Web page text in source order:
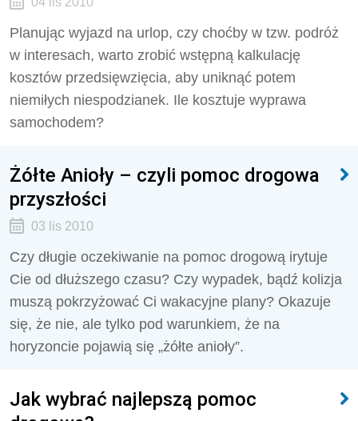
Planując wyjazd na urlop, czy choćby w tzw. podróż
w interesach, warto zrobić wstępną kalkulację
kosztów przedsięwzięcia, aby uniknąć potem
niemiłych niespodzianek. Ile kosztuje wyprawa
samochodem?
Żółte Anioły – czyli pomoc drogowa
przyszłości
03 lis 2010
Czy długie oczekiwanie na pomoc drogową irytuje
Cie od dłuższego czasu? Czy wypadek, bądź kolizja
muszą pokrzyżować Ci wakacyjne plany? Okazuje
się, że nie, ale tylko pod warunkiem, że na
horyzoncie pojawią się „żółte anioły”.
Jak wybrać najlepszą pomoc